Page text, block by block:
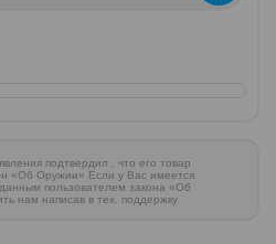
подтвердил , что его товар
«Об Оружии» Если у Вас имеется
пользователем закона «Об
нам написав в тех. поддержку